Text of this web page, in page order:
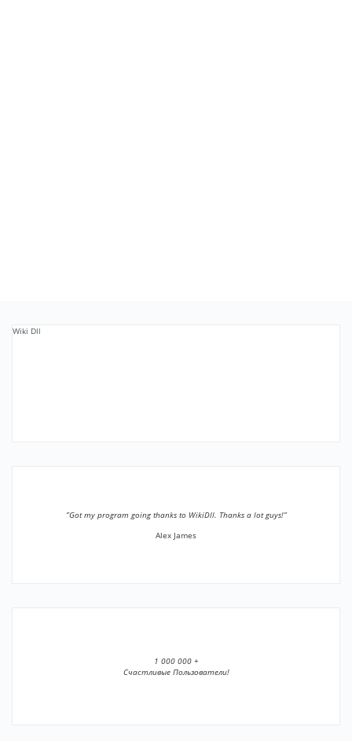
Wiki Dll
”Got my program going thanks to WikiDll. Thanks a lot guys!”
Alex James
1 000 000 +
Счастливые Пользователи!